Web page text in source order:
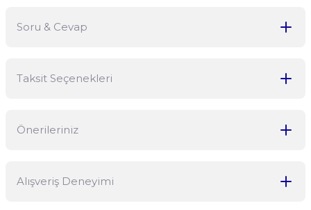
Soru & Cevap
Taksit Seçenekleri
Önerileriniz
konularda yetersiz gördüğünüz noktaları öneri formunu kullanarak
Alışveriş Deneyimi